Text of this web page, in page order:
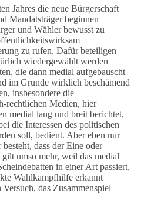
Jahres die neue Bürgerschaft
Mandatsträger beginnen
und Wähler bewusst zu
zu rufen. Dafür beteiligen
wiedergewählt werden
die dann medial aufgebauscht
im Grunde wirklich beschämend
insbesondere die
rechtlichen Medien, hier
medial lang und breit berichtet,
die Interessen des politischen
soll, bedient. Aber eben nur
dass der Eine oder
umso mehr, weil das medial
in einer Art passiert,
Wahlkampfhilfe erkannt
das Zusammenspiel